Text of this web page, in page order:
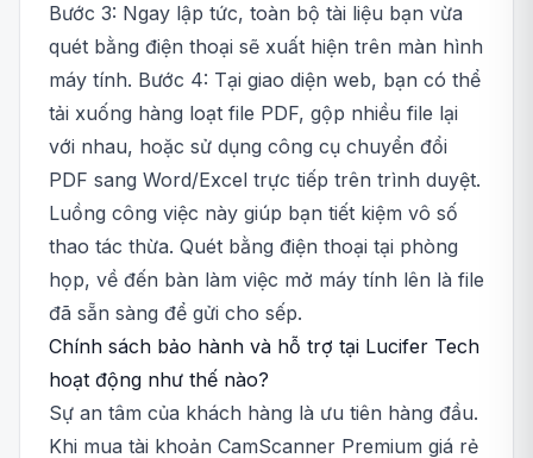
Bước 3: Ngay lập tức, toàn bộ tài liệu bạn vừa
quét bằng điện thoại sẽ xuất hiện trên màn hình
máy tính. Bước 4: Tại giao diện web, bạn có thể
tải xuống hàng loạt file PDF, gộp nhiều file lại
với nhau, hoặc sử dụng công cụ chuyển đổi
PDF sang Word/Excel trực tiếp trên trình duyệt.
Luồng công việc này giúp bạn tiết kiệm vô số
thao tác thừa. Quét bằng điện thoại tại phòng
họp, về đến bàn làm việc mở máy tính lên là file
đã sẵn sàng để gửi cho sếp.
Chính sách bảo hành và hỗ trợ tại Lucifer Tech
hoạt động như thế nào?
Sự an tâm của khách hàng là ưu tiên hàng đầu.
Khi mua tài khoản CamScanner Premium giá rẻ